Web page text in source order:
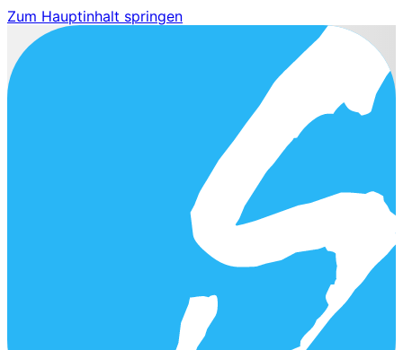
Zum Hauptinhalt springen